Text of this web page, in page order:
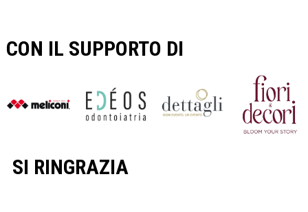
CON IL SUPPORTO DI
SI RINGRAZIA